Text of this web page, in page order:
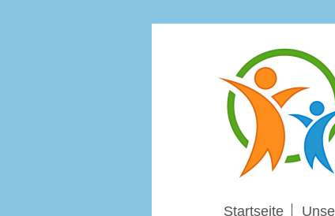
Startseite